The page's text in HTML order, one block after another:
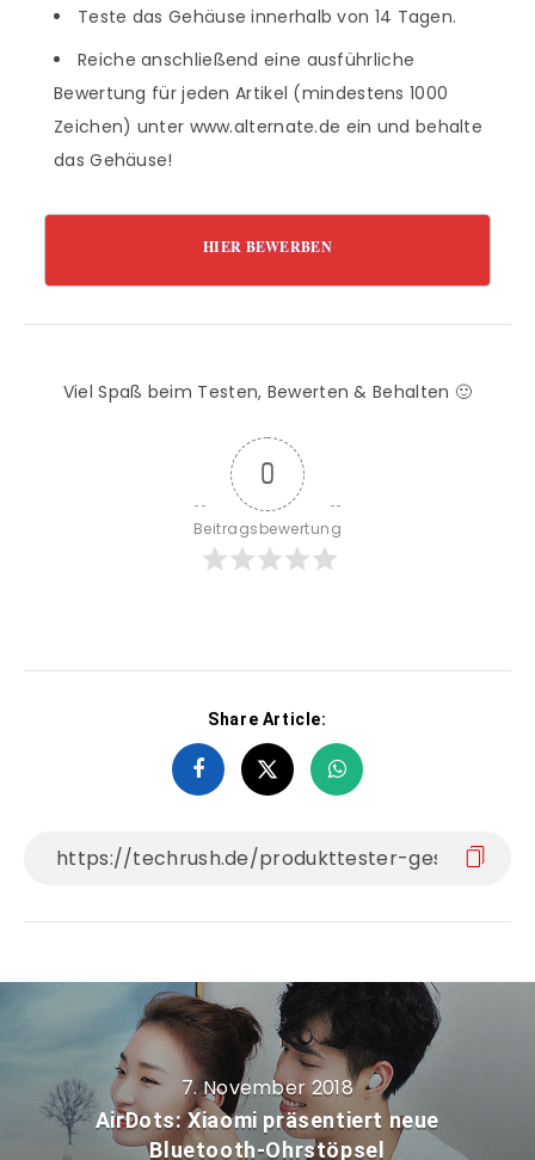
Teste das Gehäuse innerhalb von 14 Tagen.
Reiche anschließend eine ausführliche
Bewertung für jeden Artikel (mindestens 1000
Zeichen) unter www.alternate.de ein und behalte
das Gehäuse!
HIER BEWERBEN
Viel Spaß beim Testen, Bewerten & Behalten 🙂
0
Beitragsbewertung
Share Article:
7. November 2018
AirDots: Xiaomi präsentiert neue
Bluetooth-Ohrstöpsel